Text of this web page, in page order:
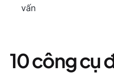
vấn
10 công cụ